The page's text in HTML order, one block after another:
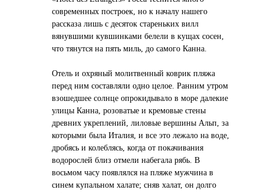
современных построек, но к началу нашего
рассказа лишь с десяток стареньких вилл
вянувшими кувшинками белели в кущах сосен,
что тянутся на пять миль, до самого Канна.
Отель и охряный молитвенный коврик пляжа
перед ним составляли одно целое. Ранним утром
взошедшее солнце опрокидывало в море далекие
улицы Канна, розоватые и кремовые стены
древних укреплений, лиловые вершины Альп, за
которыми была Италия, и все это лежало на воде,
дробясь и колеблясь, когда от покачивания
водорослей близ отмели набегала рябь. В
восьмом часу появлялся на пляже мужчина в
синем купальном халате; сняв халат, он долго